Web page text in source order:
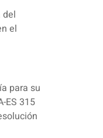
del
el
para su
ES 315